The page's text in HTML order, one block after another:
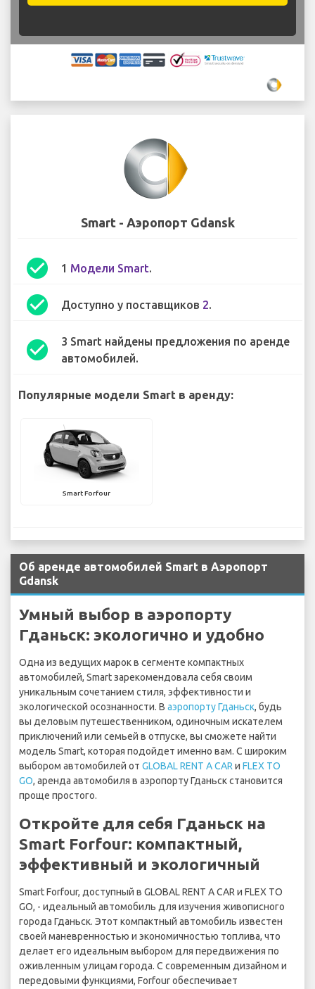
Smart - Аэропорт Gdansk
check_circle 1 Модели Smart.
check_circle Доступно у поставщиков 2.
check_circle
3 Smart найдены предложения по аренде
автомобилей.
Популярные модели Smart в аренду:
Smart Forfour
Об аренде автомобилей Smart в Аэропорт
Gdansk
Умный выбор в аэропорту
Гданьск: экологично и удобно
Одна из ведущих марок в сегменте компактных
автомобилей, Smart зарекомендовала себя своим
уникальным сочетанием стиля, эффективности и
экологической осознанности. В аэропорту Гданьск, будь
вы деловым путешественником, одиночным искателем
приключений или семьей в отпуске, вы сможете найти
модель Smart, которая подойдет именно вам. С широким
выбором автомобилей от GLOBAL RENT A CAR и FLEX TO
GO, аренда автомобиля в аэропорту Гданьск становится
проще простого.
Откройте для себя Гданьск на
Smart Forfour: компактный,
эффективный и экологичный
Smart Forfour, доступный в GLOBAL RENT A CAR и FLEX TO
GO, - идеальный автомобиль для изучения живописного
города Гданьск. Этот компактный автомобиль известен
своей маневренностью и экономичностью топлива, что
делает его идеальным выбором для передвижения по
оживленным улицам города. С современным дизайном и
передовыми функциями, Forfour обеспечивает